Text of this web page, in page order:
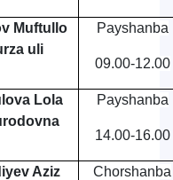
Muftullo
uli
Payshanba
09.00-12.00
Lola
Payshanba
14.00-16.00
Aziz
Chorshanba